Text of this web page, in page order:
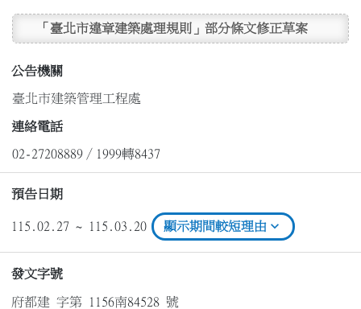
「臺北市違章建築處理規則」部分條文修正草案
公告機關
臺北市建築管理工程處
連絡電話
02-27208889∕1999轉8437
預告日期
115.02.27 ~ 115.03.20 顯示期間較短理由 expand_more
發文字號
府都建 字第 1156南84528 號